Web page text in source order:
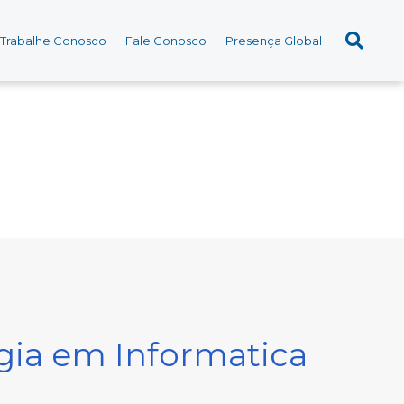
Trabalhe Conosco Fale Conosco Presença Global
em Informatica